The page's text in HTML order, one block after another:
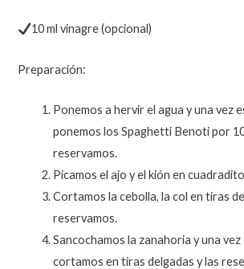
10 ml vinagre (opcional)
Preparación:
Ponemos a hervir el agua y una vez
ponemos los Spaghetti Benoti por
reservamos.
Picamos el ajo y el kión en
Cortamos la cebolla, la col en tiras
reservamos.
Sancochamos la zanahoria y una
cortamos en tiras delgadas y las